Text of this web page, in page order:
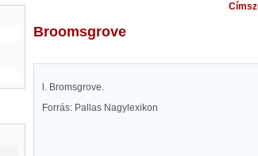
Broomsgrove
l. Bromsgrove.
Forrás: Pallas Nagylexikon